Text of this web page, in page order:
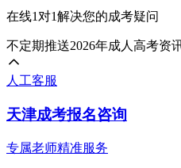
在线1对1解决您的成考疑问
不定期推送2026年成人高考资
人工客服
天津成考报名咨询
专属老师精准服务